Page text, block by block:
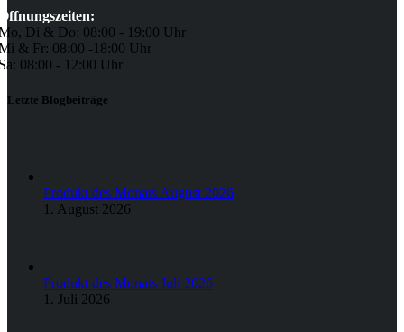
Di & Do: 08:00 - 19:00 Uhr
& Fr: 08:00 -18:00 Uhr
08:00 - 12:00 Uhr
Letzte Blogbeiträge
Produkt des Monats August 2026
1. August 2026
Produkt des Monats Juli 2026
1. Juli 2026